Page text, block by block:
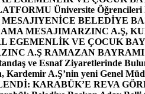
Üniversite Öğrencileri
YENİCE BELEDİYE
MESAJIMARZINC A.Ş,
EGEMENLİK VE ÇOCUK
A.Ş RAMAZAN
ve Esnaf Ziyaretlerinde
Kardemir A.Ş’nin yeni Genel
KARABÜK’E REVA